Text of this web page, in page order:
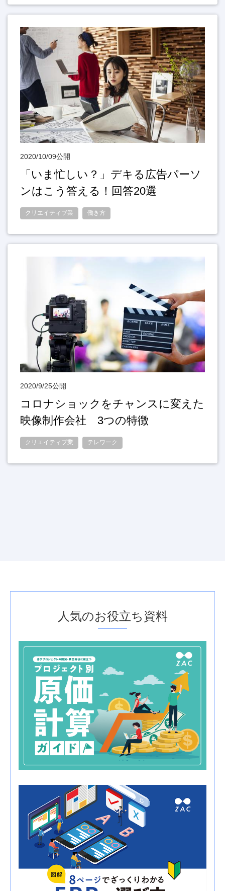
2020/10/09公開
「いま忙しい？」デキる広告パーソ
ンはこう答える！回答20選
クリエイティブ業 働き方
2020/9/25公開
コロナショックをチャンスに変えた
映像制作会社 3つの特徴
クリエイティブ業 テレワーク
人気のお役立ち資料